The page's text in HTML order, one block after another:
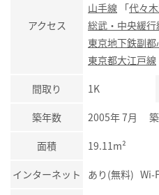
アクセス
山手線 「代々
総武・中央緩行
東京地下鉄副都
東京都大江戸線
間取り 1K
築年数 2005年 7月
面積 19.11m²
インターネット あり(無料) Wi-